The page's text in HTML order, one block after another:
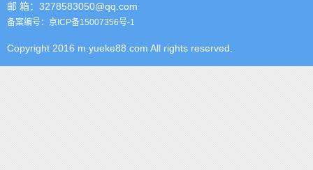
邮 箱：3278583050@qq.com
备案编号：京ICP备15007356号-1
Copyright 2016 m.yueke88.com All rights reserved.